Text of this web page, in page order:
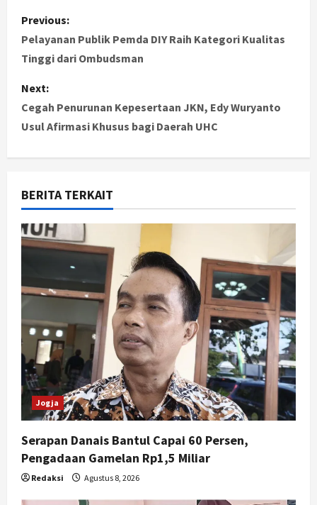
P
o
t
n
a
v
i
g
a
t
i
o
n
Previous:
Pelayanan Publik Pemda DIY Raih Kategori Kualitas
Tinggi dari Ombudsman
Next:
Cegah Penurunan Kepesertaan JKN, Edy Wuryanto
Usul Afirmasi Khusus bagi Daerah UHC
BERITA TERKAIT
Jogja
Serapan Danais Bantul Capai 60 Persen,
Pengadaan Gamelan Rp1,5 Miliar
Redaksi Agustus 8, 2026